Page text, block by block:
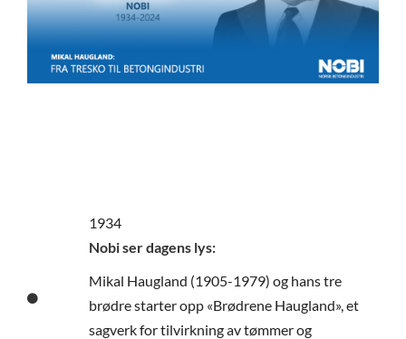
1934
Nobi ser dagens lys:
Mikal Haugland (1905-1979) og hans tre
brødre starter opp «Brødrene Haugland», et
sagverk for tilvirkning av tømmer og